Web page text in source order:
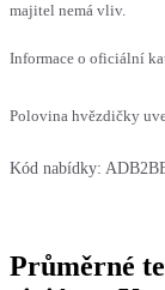
majitel nemá vliv.
Informace o oficiální
Polovina hvězdičky
Kód nabídky:
Průměrné